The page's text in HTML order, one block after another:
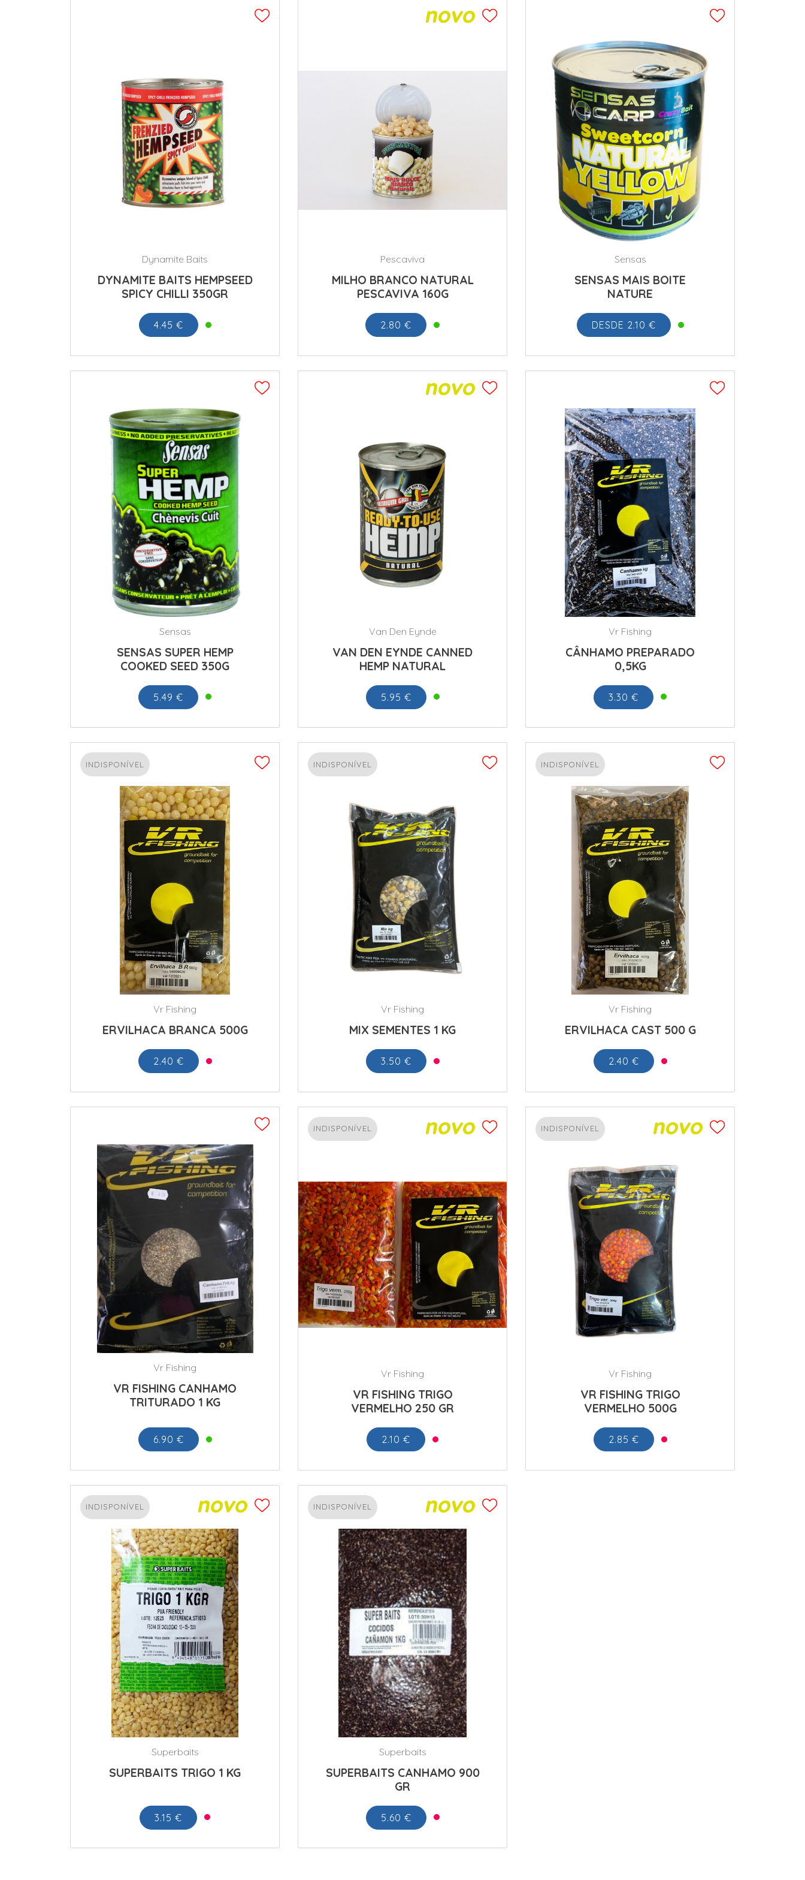
Dynamite Baits
DYNAMITE BAITS HEMPSEED
SPICY CHILLI 350GR
4.45 €
Pescaviva
MILHO BRANCO NATURAL
PESCAVIVA 160G
2.80 €
Sensas
SENSAS MAIS BOITE
NATURE
DESDE 2.10 €
Sensas
SENSAS SUPER HEMP
COOKED SEED 350G
5.49 €
Van Den Eynde
VAN DEN EYNDE CANNED
HEMP NATURAL
5.95 €
Vr Fishing
CÂNHAMO PREPARADO
0,5KG
3.30 €
INDISPONÍVEL
Vr Fishing
ERVILHACA BRANCA 500G
2.40 €
INDISPONÍVEL
Vr Fishing
MIX SEMENTES 1 KG
3.50 €
INDISPONÍVEL
Vr Fishing
ERVILHACA CAST 500 G
2.40 €
Vr Fishing
VR FISHING CANHAMO
TRITURADO 1 KG
6.90 €
INDISPONÍVEL
Vr Fishing
VR FISHING TRIGO
VERMELHO 250 GR
2.10 €
INDISPONÍVEL
Vr Fishing
VR FISHING TRIGO
VERMELHO 500G
2.85 €
INDISPONÍVEL
Superbaits
SUPERBAITS TRIGO 1 KG
3.15 €
INDISPONÍVEL
Superbaits
SUPERBAITS CANHAMO 900
GR
5.60 €